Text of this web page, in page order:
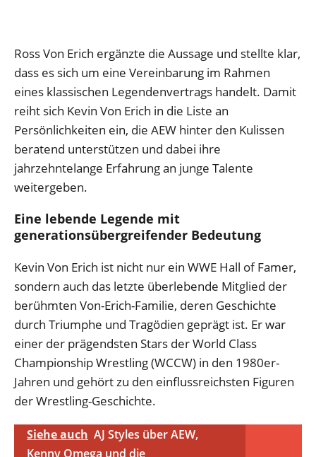
Ross Von Erich ergänzte die Aussage und stellte klar,
dass es sich um eine Vereinbarung im Rahmen
eines klassischen Legendenvertrags handelt. Damit
reiht sich Kevin Von Erich in die Liste an
Persönlichkeiten ein, die AEW hinter den Kulissen
beratend unterstützen und dabei ihre
jahrzehntelange Erfahrung an junge Talente
weitergeben.
Eine lebende Legende mit
generationsübergreifender Bedeutung
Kevin Von Erich ist nicht nur ein WWE Hall of Famer,
sondern auch das letzte überlebende Mitglied der
berühmten Von-Erich-Familie, deren Geschichte
durch Triumphe und Tragödien geprägt ist. Er war
einer der prägendsten Stars der World Class
Championship Wrestling (WCCW) in den 1980er-
Jahren und gehört zu den einflussreichsten Figuren
der Wrestling-Geschichte.
Siehe auch AJ Styles über AEW,
Kenny Omega und die